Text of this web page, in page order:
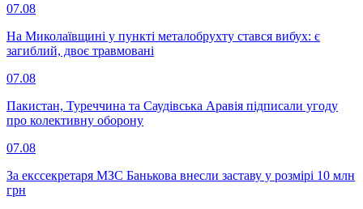
07.08
На Миколаївщині у пункті металобрухту стався вибух: є
загиблий, двоє травмовані
07.08
Пакистан, Туреччина та Саудівська Аравія підписали угоду
про колективну оборону
07.08
За екссекретаря МЗС Банькова внесли заставу у розмірі 10 млн
грн